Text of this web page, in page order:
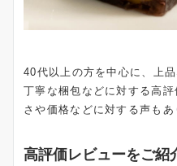
40代以上の方を中心に、上
丁寧な梱包などに対する高
さや価格などに対する声もあ
高評価レビューをご紹